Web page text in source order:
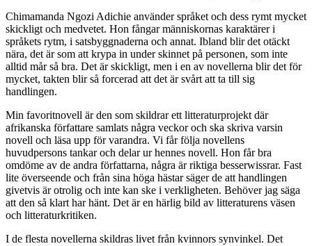
Chimamanda Ngozi Adichie använder språket och dess rymt mycket
skickligt och medvetet. Hon fångar människornas karaktärer i
språkets rytm, i satsbyggnaderna och annat. Ibland blir det otäckt
nära, det är som att krypa in under skinnet på personen, som inte
alltid mår så bra. Det är skickligt, men i en av novellerna blir det för
mycket, takten blir så forcerad att det är svårt att ta till sig
handlingen.
Min favoritnovell är den som skildrar ett litteraturprojekt där
afrikanska författare samlats några veckor och ska skriva varsin
novell och läsa upp för varandra. Vi får följa novellens
huvudpersons tankar och delar ur hennes novell. Hon får bra
omdöme av de andra författarna, några är riktiga besserwissrar. Fast
lite överseende och från sina höga hästar säger de att handlingen
givetvis är otrolig och inte kan ske i verkligheten. Behöver jag säga
att den så klart har hänt. Det är en härlig bild av litteraturens väsen
och litteraturkritiken.
I de flesta novellerna skildras livet från kvinnors synvinkel. Det